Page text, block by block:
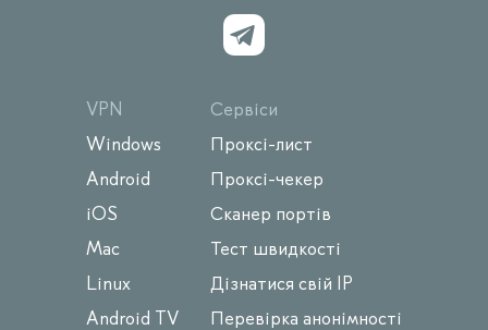
VPN
Windows
Android
iOS
Mac
Linux
Android TV
Сервіси
Проксі-лист
Проксі-чекер
Сканер портів
Тест швидкості
Дізнатися свій IP
Перевірка анонімності